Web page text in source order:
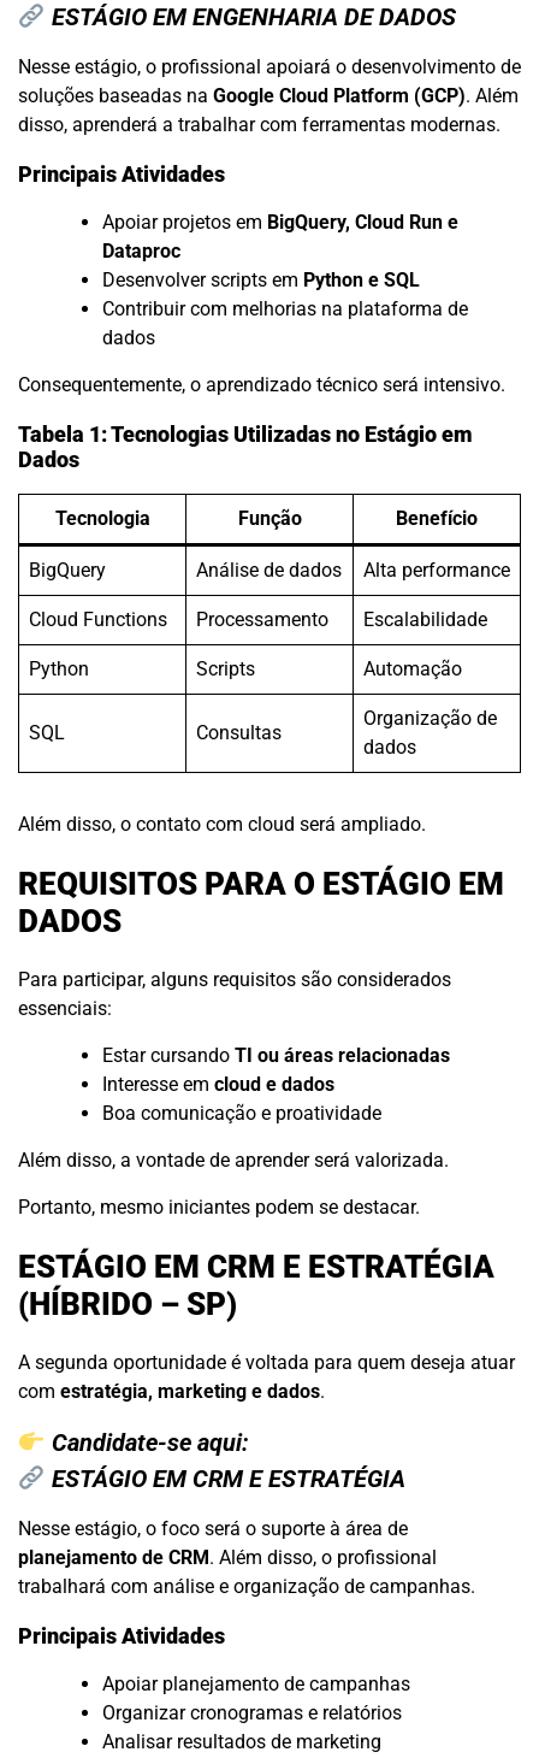
ESTÁGIO EM ENGENHARIA DE DADOS
Nesse estágio, o profissional apoiará o desenvolvimento de
soluções baseadas na Google Cloud Platform (GCP). Além
disso, aprenderá a trabalhar com ferramentas modernas.
Principais Atividades
Apoiar projetos em BigQuery, Cloud Run e
Dataproc
Desenvolver scripts em Python e SQL
Contribuir com melhorias na plataforma de
dados
Consequentemente, o aprendizado técnico será intensivo.
Tabela 1: Tecnologias Utilizadas no Estágio em
Dados
Tecnologia Função Benefício
BigQuery Análise de dados Alta performance
Cloud Functions Processamento Escalabilidade
Python Scripts Automação
SQL Consultas
Organização de
dados
Além disso, o contato com cloud será ampliado.
REQUISITOS PARA O ESTÁGIO EM
DADOS
Para participar, alguns requisitos são considerados
essenciais:
Estar cursando TI ou áreas relacionadas
Interesse em cloud e dados
Boa comunicação e proatividade
Além disso, a vontade de aprender será valorizada.
Portanto, mesmo iniciantes podem se destacar.
ESTÁGIO EM CRM E ESTRATÉGIA
(HÍBRIDO – SP)
A segunda oportunidade é voltada para quem deseja atuar
com estratégia, marketing e dados.
Candidate-se aqui:
ESTÁGIO EM CRM E ESTRATÉGIA
Nesse estágio, o foco será o suporte à área de
planejamento de CRM . Além disso, o profissional
trabalhará com análise e organização de campanhas.
Principais Atividades
Apoiar planejamento de campanhas
Organizar cronogramas e relatórios
Analisar resultados de marketing